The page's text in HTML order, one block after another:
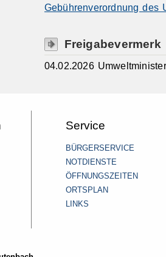
Gebührenverordnung des
Freigabevermerk
04.02.2026
Service
BÜRGERSERVICE
NOTDIENSTE
ÖFFNUNGSZEITEN
ORTSPLAN
LINKS